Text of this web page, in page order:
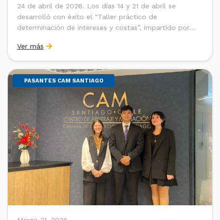
24 de abril de 2026. Los días 14 y 21 de abril se
desarrolló con éxito el “Taller práctico de
determinación de intereses y costas”, impartido por
Universidad Católica de Chile y Magíster en Economía
de la Universidad de Chicago) y María Luisa Petitpas
[…]
Ver más
PASANTES CAM SANTIAGO